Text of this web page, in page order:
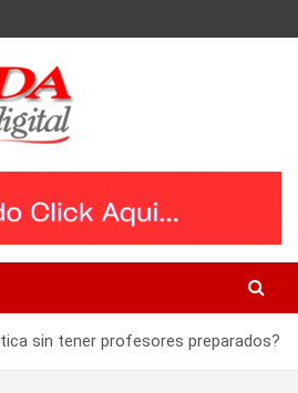
sin tener profesores preparados?